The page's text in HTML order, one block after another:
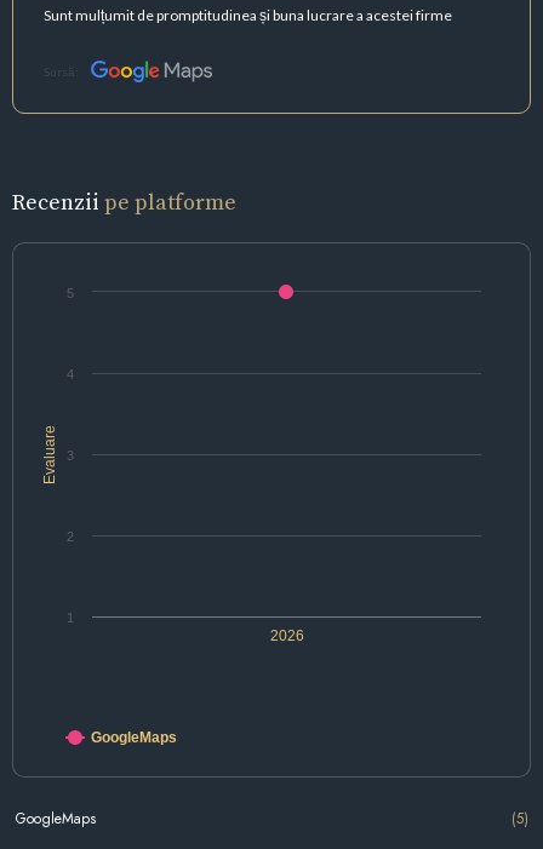
Sunt mulțumit de promptitudinea și buna lucrare a acestei firme
Sursă:
Recenzii pe platforme
Evaluare
2026
1
2
3
4
5
GoogleMaps
GoogleMaps (5)